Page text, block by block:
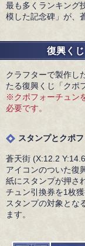
最も多くランキング
模した記念碑」が、
復興く
クラフターで製作し
たる復興くじ「クポ
※クポフォーチュン
必要です。
スタンプとクポ
蒼天街 (X:12.2
アイコンのついた復
紙にスタンプが押さ
チュン引換券を1枚
スタンプの対象とな
ます。